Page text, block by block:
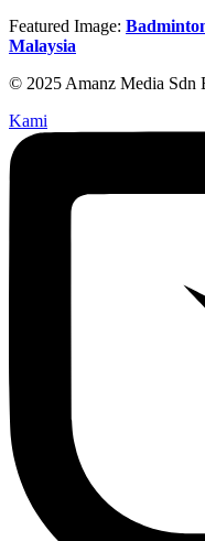
Featured Image:
Malaysia
© 2025 Amanz Media Sdn
Kami